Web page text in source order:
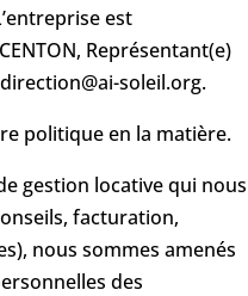
est
Représentant(e)
soleil.org.
politique en la matière.
gestion locative qui nous
facturation,
nous sommes amenés
des